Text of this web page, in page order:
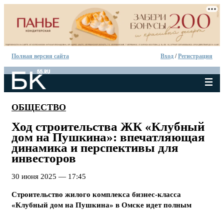
Полная версия сайта Вход /Регистрация
ОБЩЕСТВО
Ход строительства ЖК «Клубный
дом на Пушкина»: впечатляющая
динамика и перспективы для
инвесторов
30 июня 2025 — 17:45
Строительство жилого комплекса бизнес-класса
«Клубный дом на Пушкина» в Омске идет полным